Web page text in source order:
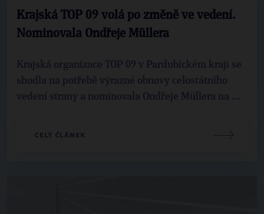
Krajská TOP 09 volá po změně ve vedení.
Nominovala Ondřeje Müllera
Krajská organizace TOP 09 v Pardubickém kraji se
shodla na potřebě výrazné obnovy celostátního
vedení strany a nominovala Ondřeje Müllera na ...
CELÝ ČLÁNEK